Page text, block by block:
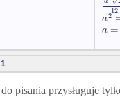
12
a2
a =
1
pisania przysługuje